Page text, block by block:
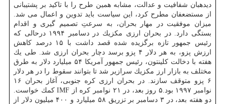
دیده­بان شفافیت و عدالت، مشابه همین طرح را با تاكید بر پشتیبانی
از مستضعفان مطرح كرد، این سیاست باید تدوین و اعمال می شد.
میزان موفقیت در مهار بحران، به سرعتِ تصمیم گیری و اقدام
بستگی دارد. در بحران ارزی مكزیك در دسامبر ۱۹۹۴ درحالی كه
رئیس جمهور تازه برگزیده شده قصد داشت با ۱۵ درصد كاهش
ارزش پزو، به هر دلار ۴ پزو برسد دچار بحران ارزی شد. طی یك
هفته با دخالت كلینتون، رئیس جمهور آمریكا ۵۴ میلیارد دلار به طرق
مختلف به بازار ارز مكزیك سرازیر شد تا بتوانند سقوط را در هر دلار
۶ پزو متوقف سازند. در بحران ارزی كره جنوبی، آغاز بحران ۱۶
نوامبر ۱۹۹۷ بود.۵ روز بعد، در ۲۱ نوامبر كره از IMF كمك خواست.
دو هفته بعد، در ۳ دسامبر بر تزریق ۵۸ میلیارد و ۴۰۰ میلیون دلار از